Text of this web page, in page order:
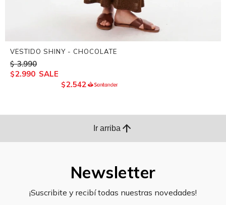
VESTIDO SHINY - CHOCOLATE
$ 3.990
$2.990
$2.542
Ir arriba arrow_upward
Newsletter
¡Suscribite y recibí todas nuestras novedades!